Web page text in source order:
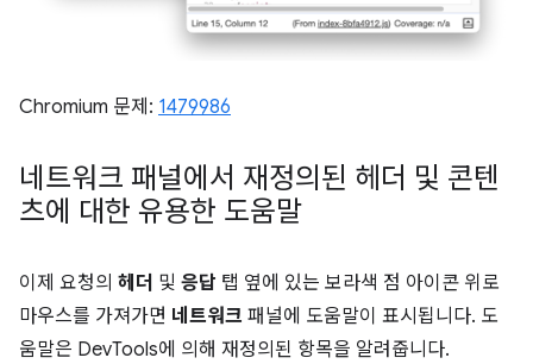
Chromium 문제: 1479986
네트워크 패널에서 재정의된 헤더 및 콘텐
츠에 대한 유용한 도움말
이제 요청의 헤더 및 응답 탭 옆에 있는 보라색 점 아이콘 위로
마우스를 가져가면 네트워크 패널에 도움말이 표시됩니다. 도
움말은 DevTools에 의해 재정의된 항목을 알려줍니다.